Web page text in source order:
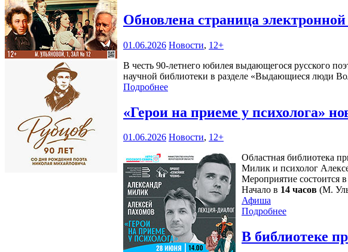
Обновлена страница
01.06.2026 Новости, 12+
В честь 90-летнего юбилея выдающегося русского
научной библиотеки в разделе «Выдающиеся люди
Подробнее
«Герои на приеме у психолога»
01.06.2026 Новости, 12+
Областная библиотека
Милик и психолог
Мероприятие состоится в
Начало в 14 часов (М.
Афиша
Подробнее
В библиотеке